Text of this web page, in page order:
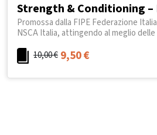
Strength & Conditioning –
Promossa dalla FIPE Federazione
NSCA Italia, attingendo al meglio delle
10,00€ 9,50€